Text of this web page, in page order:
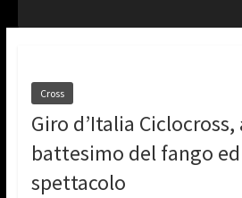
Cross
Giro d’Italia
battesimo del fango
spettacolo